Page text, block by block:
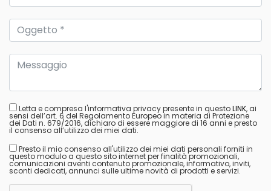
Letta e compresa l'informativa privacy presente in questoLINK, ai
sensi dell’art. 6 del Regolamento Europeo in materia di Protezione
dei Dati n. 679/2016, dichiaro di essere maggiore di 16 anni e presto
il consenso all’utilizzo dei miei dati.
Presto il mio consenso all'utilizzo dei miei dati personali forniti in
questo modulo a questo sito internet per finalità promozionali,
comunicazioni aventi contenuto promozionale, informativo, inviti,
sconti dedicati, annunci sulle ultime novità di prodotti e servizi.